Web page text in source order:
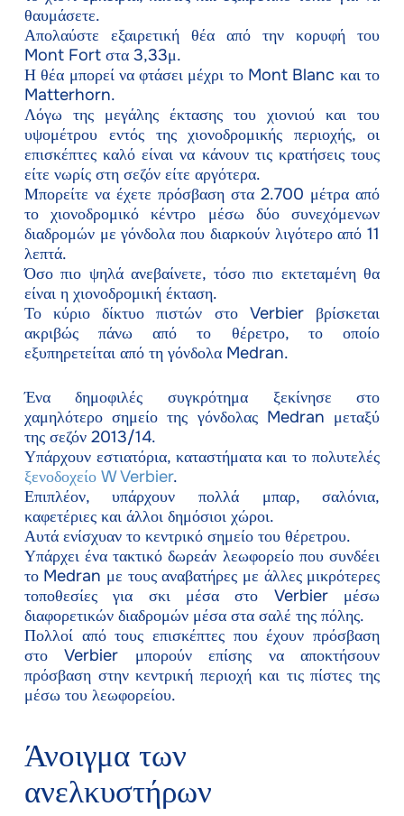
θαυμάσετε.
Απολαύστε εξαιρετική θέα από την κορυφή του
Mont Fort στα 3,33μ.
Η θέα μπορεί να φτάσει μέχρι το Mont Blanc και το
Matterhorn.
Λόγω της μεγάλης έκτασης του χιονιού και του
υψομέτρου εντός της χιονοδρομικής περιοχής, οι
επισκέπτες καλό είναι να κάνουν τις κρατήσεις τους
είτε νωρίς στη σεζόν είτε αργότερα.
Μπορείτε να έχετε πρόσβαση στα 2.700 μέτρα από
το χιονοδρομικό κέντρο μέσω δύο συνεχόμενων
διαδρομών με γόνδολα που διαρκούν λιγότερο από 11
λεπτά.
Όσο πιο ψηλά ανεβαίνετε, τόσο πιο εκτεταμένη θα
είναι η χιονοδρομική έκταση.
Το κύριο δίκτυο πιστών στο Verbier βρίσκεται
ακριβώς πάνω από το θέρετρο, το οποίο
εξυπηρετείται από τη γόνδολα Medran.
Ένα δημοφιλές συγκρότημα ξεκίνησε στο
χαμηλότερο σημείο της γόνδολας Medran μεταξύ
της σεζόν 2013/14.
Υπάρχουν εστιατόρια, καταστήματα και το πολυτελές
ξενοδοχείο W Verbier.
Επιπλέον, υπάρχουν πολλά μπαρ, σαλόνια,
καφετέριες και άλλοι δημόσιοι χώροι.
Αυτά ενίσχυαν το κεντρικό σημείο του θέρετρου.
Υπάρχει ένα τακτικό δωρεάν λεωφορείο που συνδέει
το Medran με τους αναβατήρες με άλλες μικρότερες
τοποθεσίες για σκι μέσα στο Verbier μέσω
διαφορετικών διαδρομών μέσα στα σαλέ της πόλης.
Πολλοί από τους επισκέπτες που έχουν πρόσβαση
στο Verbier μπορούν επίσης να αποκτήσουν
πρόσβαση στην κεντρική περιοχή και τις πίστες της
μέσω του λεωφορείου.
Άνοιγμα των
ανελκυστήρων